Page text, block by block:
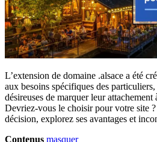
L’extension de domaine .alsace a été
aux besoins spécifiques des
désireuses de marquer leur attachement
Devriez-vous le choisir pour votre site
décision, explorez ses avantages et
Contenus masquer